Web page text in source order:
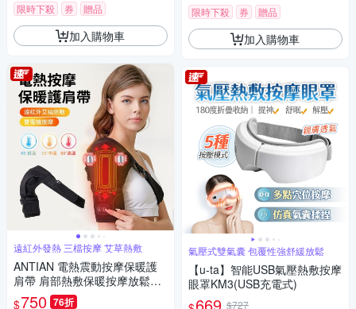
限時下殺 券 贈品
加入購物車
遠紅外發熱 三檔按摩 艾草熱敷
ANTIAN 電熱震動按摩保暖護
肩帶 肩部熱敷保暖按摩放鬆器
手臂按摩機 肩膀運動護具
$750 76折
限時下殺 券 贈品
加入購物車
氣壓式雙氣囊 包覆性強舒緩放鬆
【u-ta】智能USB氣壓熱敷按摩
眼罩KM3(USB充電式)
$727